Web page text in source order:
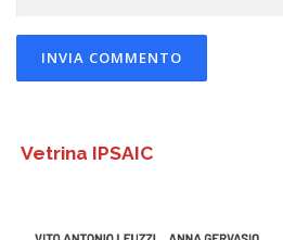
Vetrina IPSAIC